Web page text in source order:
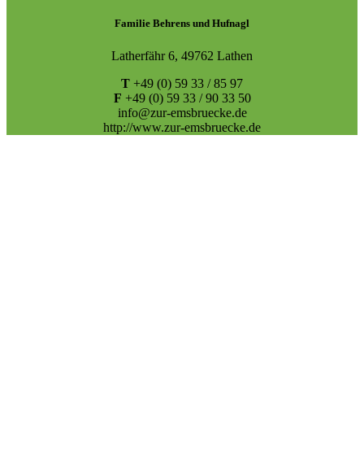
Familie Behrens und Hufnagl
Latherfähr 6, 49762 Lathen
T +49 (0) 59 33 / 85 97
F +49 (0) 59 33 / 90 33 50
info@zur-emsbruecke.de
http://www.zur-emsbruecke.de